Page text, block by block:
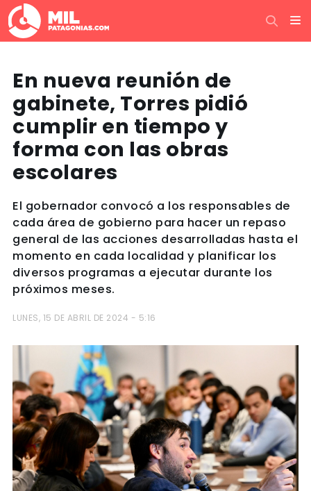
En nueva reunión de
gabinete, Torres pidió
cumplir en tiempo y
forma con las obras
escolares
El gobernador convocó a los responsables de
cada área de gobierno para hacer un repaso
general de las acciones desarrolladas hasta el
momento en cada localidad y planificar los
diversos programas a ejecutar durante los
próximos meses.
LUNES, 15 DE ABRIL DE 2024 - 5:16